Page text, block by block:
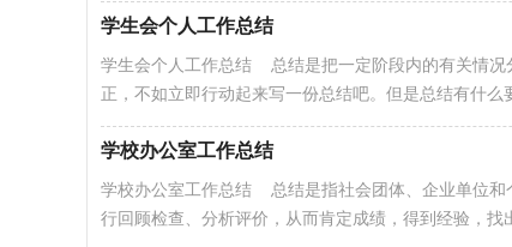
学生会个人工作总结
学生会个人工作总结 总结是把一定阶段内的有关情况
正，不如立即行动起来写一份总结吧。但是总结有什么
学校办公室工作总结
学校办公室工作总结 总结是指社会团体、企业单位和
行回顾检查、分析评价，从而肯定成绩，得到经验，找